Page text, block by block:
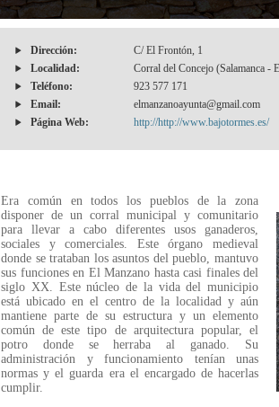
Dirección:
C/ El Frontón, 1
Localidad:
Corral del Concejo (Salamanca -
Teléfono:
923 577 171
Email:
elmanzanoayunta@gmail.com
Página Web:
http://http://www.bajotormes.es/
Era común en todos los pueblos de la zona
disponer de un corral municipal y comunitario
para llevar a cabo diferentes usos ganaderos,
sociales y comerciales. Este órgano medieval
donde se trataban los asuntos del pueblo, mantuvo
sus funciones en El Manzano hasta casi finales del
siglo XX. Este núcleo de la vida del municipio
está ubicado en el centro de la localidad y aún
mantiene parte de su estructura y un elemento
común de este tipo de arquitectura popular, el
potro donde se herraba al ganado. Su
administración y funcionamiento tenían unas
normas y el guarda era el encargado de hacerlas
cumplir.